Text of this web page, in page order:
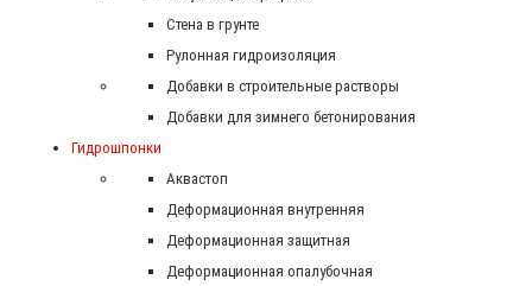
Стена в грунте
Рулонная гидроизоляция
Добавки в строительные растворы
Добавки для зимнего бетонирования
Гидрошпонки
Аквастоп
Деформационная внутренняя
Деформационная защитная
Деформационная опалубочная